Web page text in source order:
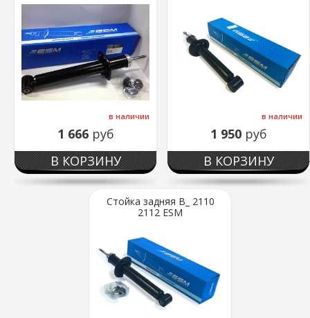
в наличии
1 666 руб
В КОРЗИНУ
в наличии
1 950 руб
В КОРЗИНУ
Стойка задняя В_ 2110
2112 ESM